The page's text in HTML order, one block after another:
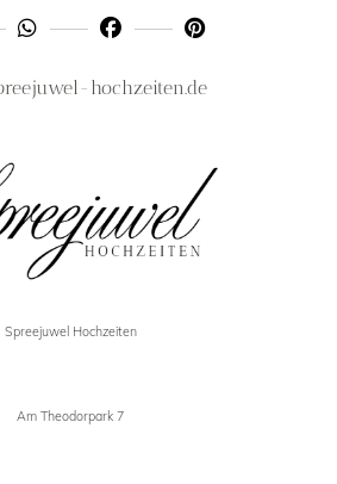
hochzeiten.de
Spreejuwel Hochzeiten
Am Theodorpark 7